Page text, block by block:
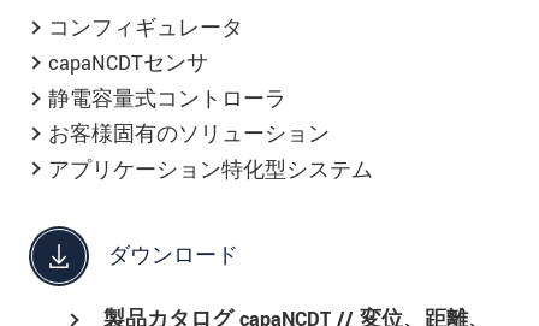
コンフィギュレータ
capaNCDTセンサ
静電容量式コントローラ
お客様固有のソリューション
アプリケーション特化型システム
ダウンロード
製品カタログ capaNCDT // 変位、距離、